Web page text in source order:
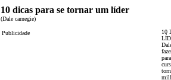
10 dicas para se tornar um líder
(Dale carnegie)
Publicidade
10